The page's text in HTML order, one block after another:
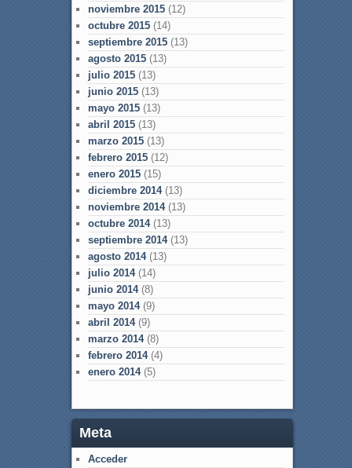
noviembre 2015(12)
octubre 2015(14)
septiembre 2015(13)
agosto 2015(13)
julio 2015(13)
junio 2015(13)
mayo 2015(13)
abril 2015(13)
marzo 2015(13)
febrero 2015(12)
enero 2015(15)
diciembre 2014(13)
noviembre 2014(13)
octubre 2014(13)
septiembre 2014(13)
agosto 2014(13)
julio 2014(14)
junio 2014(8)
mayo 2014(9)
abril 2014(9)
marzo 2014(8)
febrero 2014(4)
enero 2014(5)
Meta
Acceder